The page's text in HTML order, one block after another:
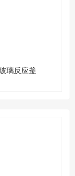
璃反应釜